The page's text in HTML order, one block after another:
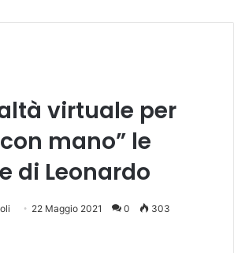
virtuale per
mano” le
di Leonardo
22 Maggio 2021 0 303